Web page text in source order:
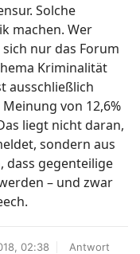
Solche
machen. Wer
nur das Forum
Kriminalität
ausschließlich
von 12,6%
liegt nicht daran,
sondern aus
dass gegenteilige
– und zwar
02:38 Antwort